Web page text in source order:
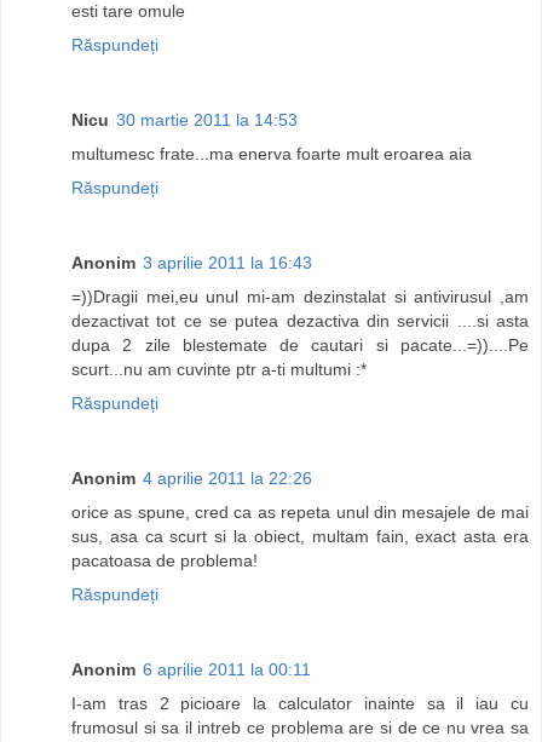
esti tare omule
Răspundeți
Nicu 30 martie 2011 la 14:53
multumesc frate...ma enerva foarte mult eroarea aia
Răspundeți
Anonim 3 aprilie 2011 la 16:43
=))Dragii mei,eu unul mi-am dezinstalat si antivirusul ,am
dezactivat tot ce se putea dezactiva din servicii ....si asta
dupa 2 zile blestemate de cautari si pacate...=))....Pe
scurt...nu am cuvinte ptr a-ti multumi :*
Răspundeți
Anonim 4 aprilie 2011 la 22:26
orice as spune, cred ca as repeta unul din mesajele de mai
sus, asa ca scurt si la obiect, multam fain, exact asta era
pacatoasa de problema!
Răspundeți
Anonim 6 aprilie 2011 la 00:11
I-am tras 2 picioare la calculator inainte sa il iau cu
frumosul si sa il intreb ce problema are si de ce nu vrea sa